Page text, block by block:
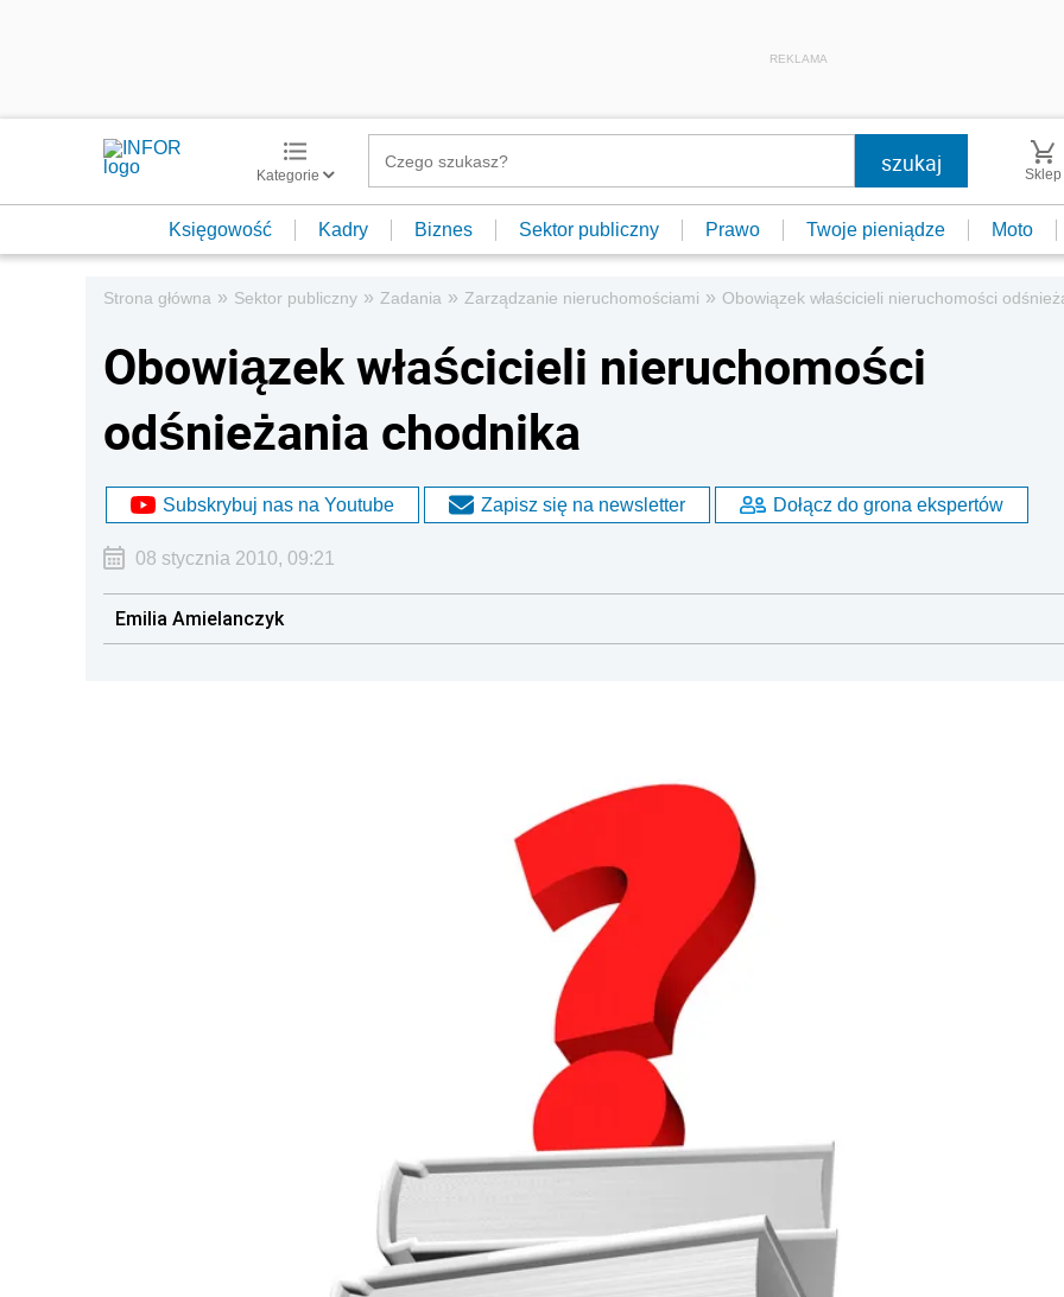
REKLAMA
Kategorie Sklep
Księgowość Kadry Biznes Sektor publiczny Prawo Twoje pieniądze Moto
Strona główna » Sektor publiczny » Zadania » Zarządzanie nieruchomościami » Obowiązek właścicieli nieruchomości
Obowiązek właścicieli nieruchomości
odśnieżania chodnika
Subskrybuj nas na Youtube Zapisz się na newsletter Dołącz do grona ekspertów
08 stycznia 2010, 09:21
Emilia Amielanczyk